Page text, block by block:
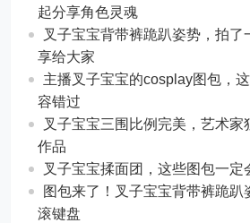
起分享角色灵魂
叉子宝宝背带裤跪趴姿势，拍了
享给大家
主播叉子宝宝的cosplay图包，
容错过
叉子宝宝三围比例完美，艺术家
作品
叉子宝宝揉面团，这些图包一定
图包来了！叉子宝宝背带裤跪趴
滚键盘